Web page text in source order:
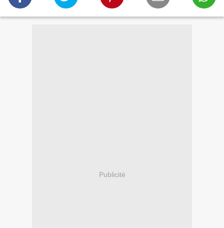
Publicité